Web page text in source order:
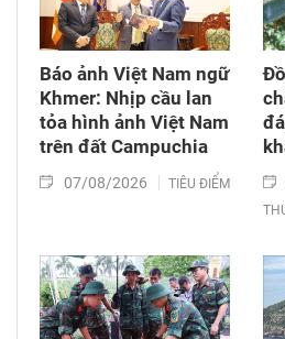
Báo ảnh Việt Nam ngữ
Khmer: Nhịp cầu lan
tỏa hình ảnh Việt Nam
trên đất Campuchia
07/08/2026 TIÊU ĐIỂM